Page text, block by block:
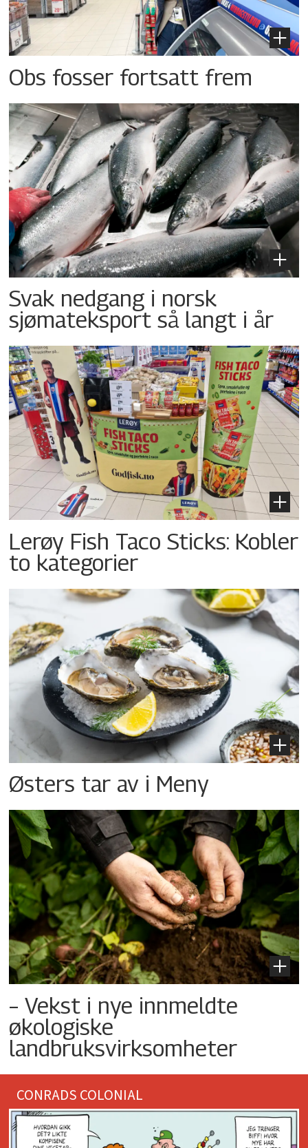
Obs fosser fortsatt frem
Svak nedgang i norsk
sjømateksport så langt i år
Lerøy Fish Taco Sticks: Kobler
to kategorier
Østers tar av i Meny
– Vekst i nye innmeldte
økologiske
landbruksvirksomheter
CONRADS COLONIAL